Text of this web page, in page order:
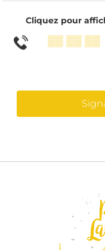
Cliquez pour
▒▒ ▒▒ ▒▒